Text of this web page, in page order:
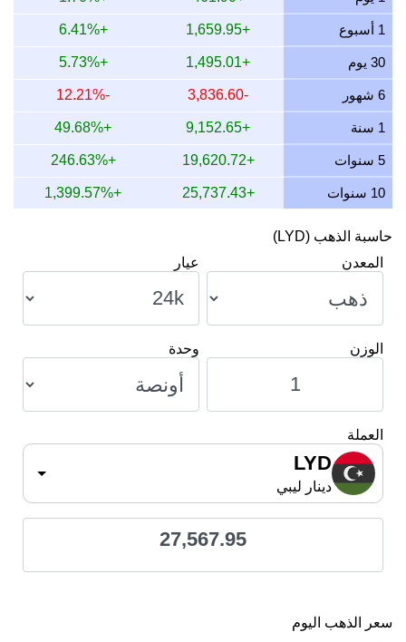
12 يوليو 2026 13,192.58
424.14
424,141.32
11 يوليو 2026 13,192.58
424.14
424,141.32
10 يوليو 2026 13,125.00
421.97
421,968.75
9 يوليو 2026 13,215.96
424.89
424,893.27
30 يوم +1,495.01
+5.73%
6 شهور -3,836.60
-12.21%
1 سنة +9,152.65
+49.68%
5 سنوات +19,620.72
+246.63%
10 سنوات +25,737.43
+1,399.57%
حاسبة الذهب (LYD)
المعدن
27,567.95
سعر الذهب في مصر (EGP)